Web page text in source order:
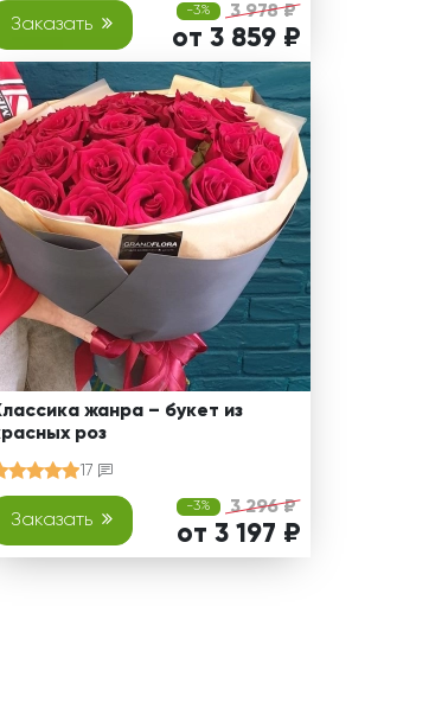
Заказать
-3% 3 978 ₽
от 3 859 ₽
жанра – букет из
роз
17
Заказать
-3% 3 296 ₽
от 3 197 ₽